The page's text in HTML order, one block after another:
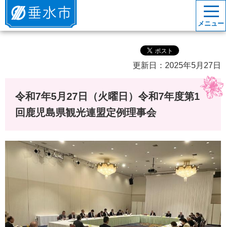
垂水市
メニュー
更新日：2025年5月27日
令和7年5月27日（火曜日）令和7年度第1
回鹿児島県観光連盟定例理事会